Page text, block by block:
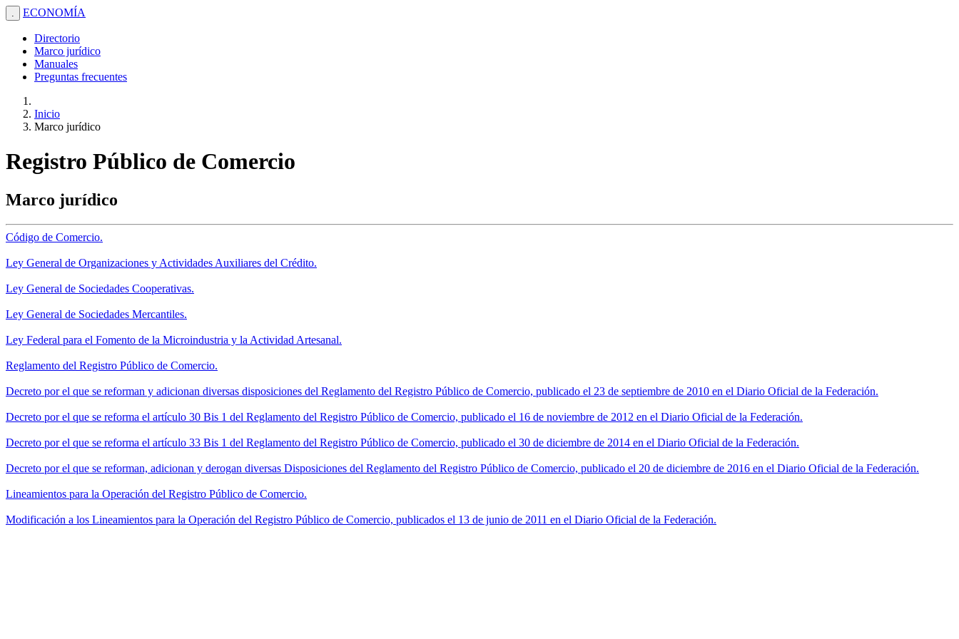
. ECONOMÍA
Directorio
Marco jurídico
Manuales
Preguntas frecuentes
Inicio
Marco jurídico
Registro Público de Comercio
Marco jurídico
Código de Comercio.
Ley General de Organizaciones y Actividades Auxiliares del Crédito.
Ley General de Sociedades Cooperativas.
Ley General de Sociedades Mercantiles.
Ley Federal para el Fomento de la Microindustria y la Actividad Artesanal.
Reglamento del Registro Público de Comercio.
Decreto por el que se reforman y adicionan diversas disposiciones del Reglamento del Registro Público de Comercio, publicado el 23 de septiembre de 2010 en el Diario Oficial de la Federación.
Decreto por el que se reforma el artículo 30 Bis 1 del Reglamento del Registro Público de Comercio, publicado el 16 de noviembre de 2012 en el Diario Oficial de la Federación.
Decreto por el que se reforma el artículo 33 Bis 1 del Reglamento del Registro Público de Comercio, publicado el 30 de diciembre de 2014 en el Diario Oficial de la Federación.
Decreto por el que se reforman, adicionan y derogan diversas Disposiciones del Reglamento del Registro Público de Comercio, publicado el 20 de diciembre de 2016 en el Diario Oficial de la Federación.
Lineamientos para la Operación del Registro Público de Comercio.
Modificación a los Lineamientos para la Operación del Registro Público de Comercio, publicados el 13 de junio de 2011 en el Diario Oficial de la Federación.